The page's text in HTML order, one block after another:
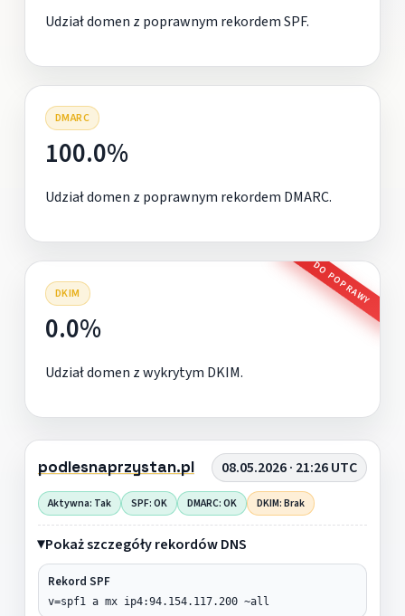
Udział domen z poprawnym rekordem SPF.
DMARC
100.0%
Udział domen z poprawnym rekordem DMARC.
DKIM DO POPRAWY
0.0%
Udział domen z wykrytym DKIM.
podlesnaprzystan.pl 08.05.2026 · 21:26 UTC
Aktywna: Tak SPF: OK DMARC: OK DKIM: Brak
Pokaż szczegóły rekordów DNS
Rekord SPF
v=spf1 a mx ip4:94.154.117.200 ~all